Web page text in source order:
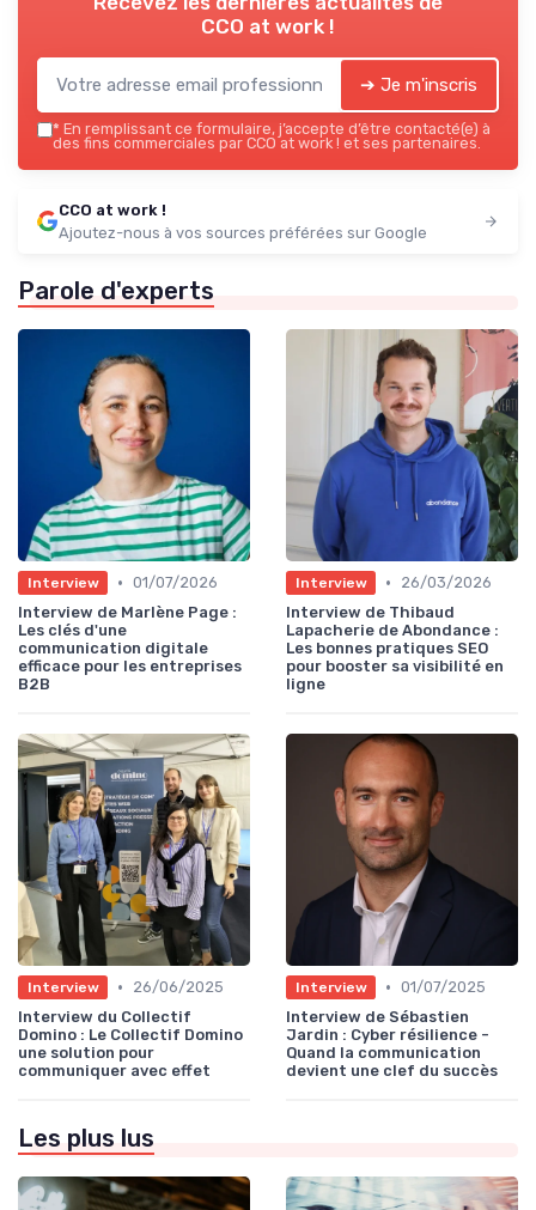
CCO at work !
➔ Je m'inscris
* En remplissant ce formulaire, j’accepte d’être contacté(e) à
des fins commerciales par CCO at work ! et ses partenaires.
CCO at work !
Ajoutez-nous à vos sources préférées sur Google
Parole d'experts
Interview • 01/07/2026
Interview de Marlène Page :
Les clés d'une
communication digitale
efficace pour les entreprises
B2B
Interview •
26/03/2026
Interview de Thibaud
Lapacherie de Abondance :
Les bonnes pratiques SEO
pour booster sa visibilité en
ligne
Interview •
26/06/2025
Interview du Collectif
Domino : Le Collectif Domino
une solution pour
communiquer avec effet
Interview • 01/07/2025
Interview de Sébastien
Jardin : Cyber résilience -
Quand la communication
devient une clef du succès
Les plus lus